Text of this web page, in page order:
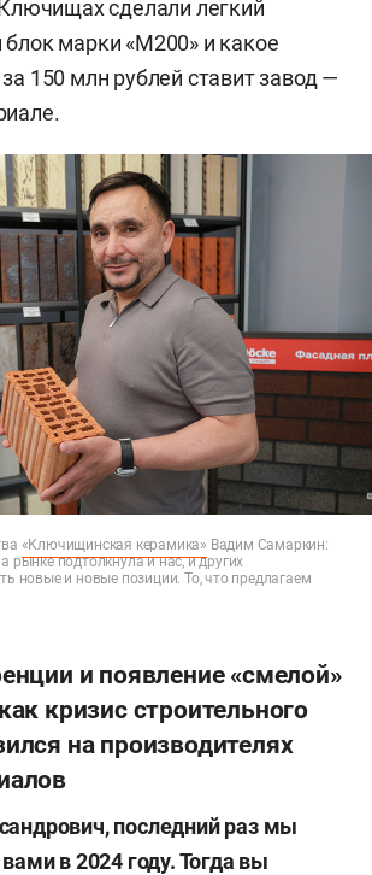
сделали легкий
марки «М200» и какое
150 млн рублей ставит завод —
«Ключищинская керамика» Вадим Самаркин:
рынке подтолкнула и нас, и других
новые и новые позиции. То, что предлагаем
и появление «смелой»
кризис строительного
на производителях
последний раз мы
в 2024 году. Тогда вы